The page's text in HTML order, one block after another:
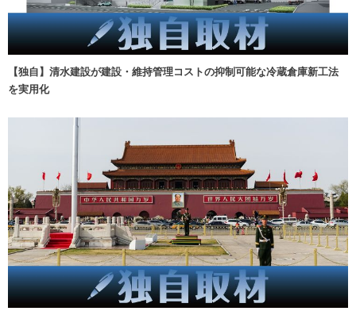
【独自】清水建設が建設・維持管理コストの抑制可能な冷蔵倉庫新工法
を実用化